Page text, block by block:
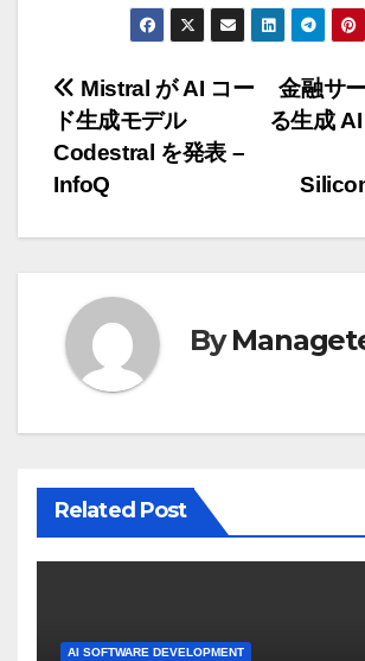
投
稿
ナ
ビ
ゲ
ー
シ
ョ
ン
金融サ
る生成
Mistral が AI コー
ド生成モデル
Codestral を発表 –
InfoQ
By
Related Post
AI SOFTWARE DEVELOPMENT